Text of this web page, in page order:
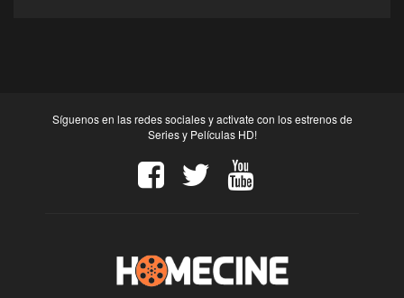
Síguenos en las redes sociales y activate con los estrenos de
Series y Películas HD!